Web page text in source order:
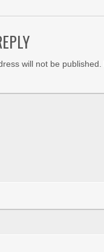
will not be published.